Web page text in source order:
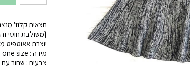
של
מנצנצת
חצאית קלוז'
{משולבת חוטי
יוצרת אאוטפיט
מידה : one size { מתאימה למידות 34-38}
צבעים : שחור עם